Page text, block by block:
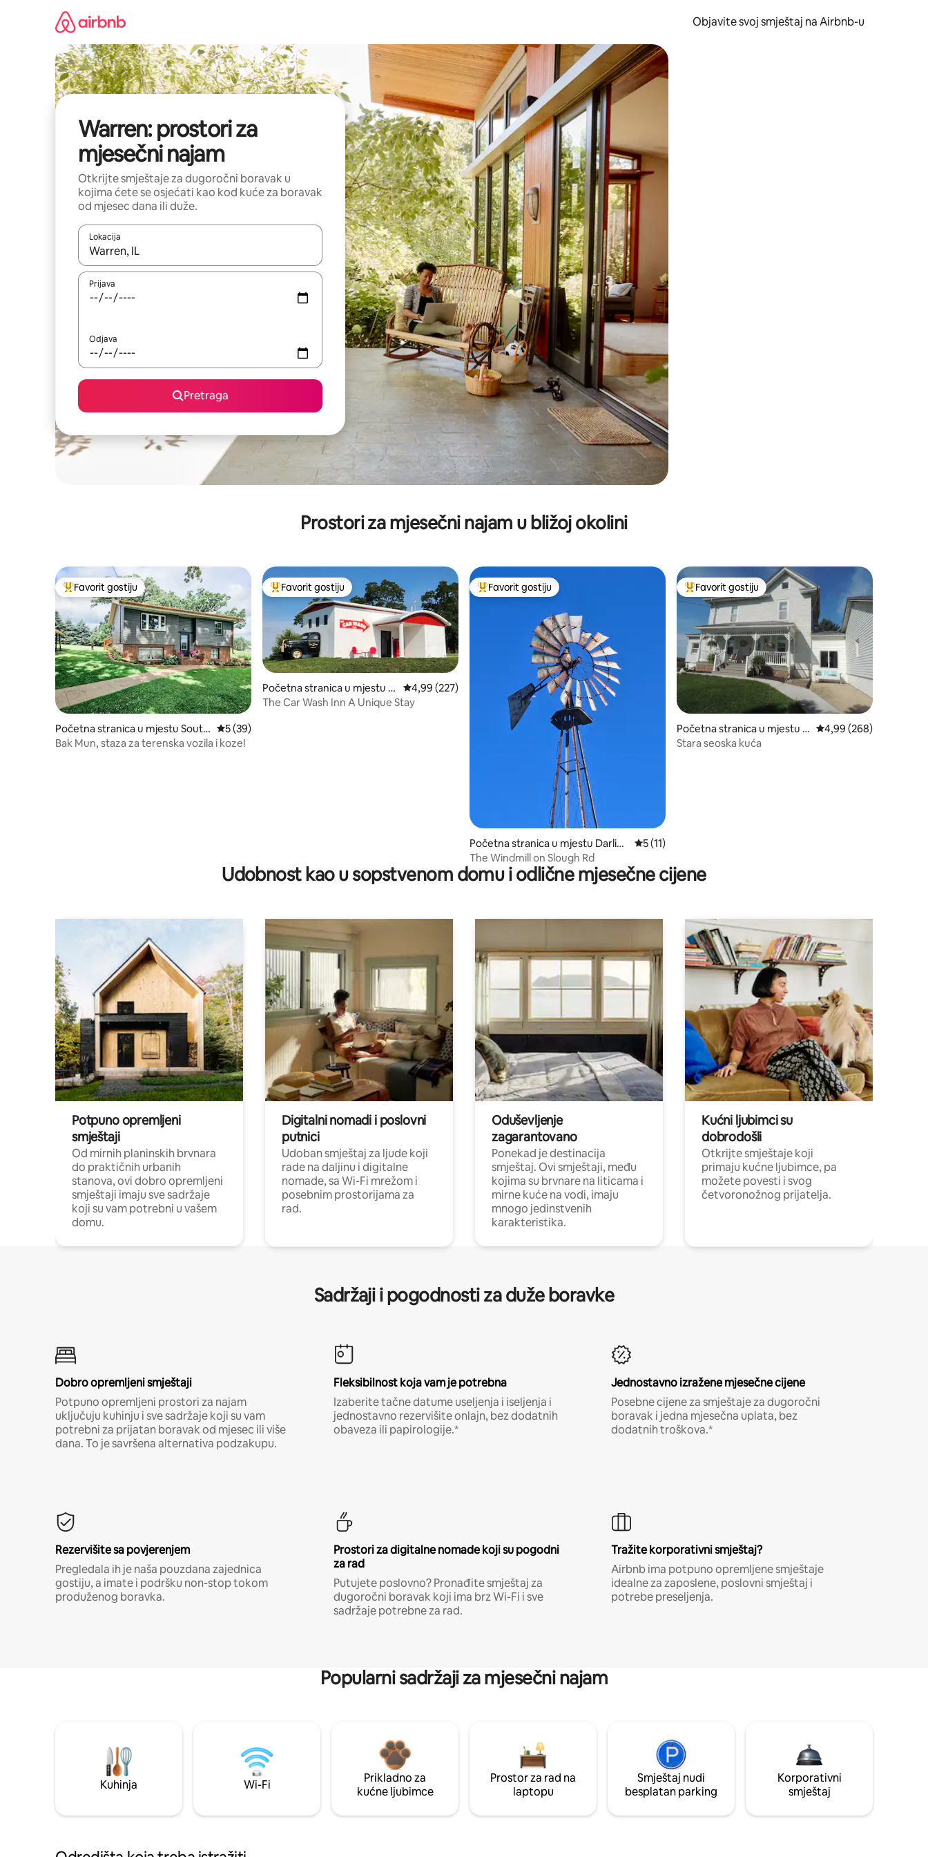
Objavite svoj smještaj na Airbnb-u
Warren: prostori za
mjesečni najam
Otkrijte smještaje za dugoročni boravak u
kojima ćete se osjećati kao kod kuće za boravak
od mjesec dana ili duže.
Lokacija
Kad su rezultati dostupni, možete da se krećete kroz njih pomoću strelica nagore i nadolje, kao i da ih istražujte dodirom ili prevlačenjem.
Prijava
Odjava
Pretraga
Prostori za mjesečni najam u bližoj okolini
Glavni favorit gostiju
Favorit gostiju
Početna stranica u mjestu South
Wayne
prosječna ocjena 5 od 5, recenzija: 39
5 (39)
Bak Mun, staza za terenska vozila i koze!
Glavni favorit gostiju
Favorit gostiju
Početna stranica u mjestu S
hullsburg
prosječna ocjena 4,99 od 5, recenzija: 227
4,99 (227)
The Car Wash Inn A Unique Stay
Glavni favorit gostiju
Favorit gostiju
Početna stranica u mjestu Darling
ton
prosječna ocjena 5 od 5, recenzija: 11
5 (11)
The Windmill on Slough Rd
Glavni favorit gostiju
Favorit gostiju
Početna stranica u mjestu G
ratiot
prosječna ocjena 4,99
4,99 (268)
Stara seoska kuća
Udobnost kao u sopstvenom domu i odlične mjesečne cijene
Potpuno opremljeni
smještaji
Od mirnih planinskih brvnara
do praktičnih urbanih
stanova, ovi dobro opremljeni
smještaji imaju sve sadržaje
koji su vam potrebni u vašem
domu.
Digitalni nomadi i poslovni
putnici
Udoban smještaj za ljude koji
rade na daljinu i digitalne
nomade, sa Wi-Fi mrežom i
posebnim prostorijama za
rad.
Oduševljenje
zagarantovano
Ponekad je destinacija
smještaj. Ovi smještaji, među
kojima su brvnare na liticama i
mirne kuće na vodi, imaju
mnogo jedinstvenih
karakteristika.
Kućni ljubimci su
dobrodošli
Otkrijte smještaje koji
primaju kućne ljubimce, pa
možete povesti i svog
četvoronožnog prijatelja.
Sadržaji i pogodnosti za duže boravke
Dobro opremljeni smještaji
Potpuno opremljeni prostori za najam
uključuju kuhinju i sve sadržaje koji su vam
potrebni za prijatan boravak od mjesec ili više
dana. To je savršena alternativa podzakupu.
Fleksibilnost koja vam je potrebna
Izaberite tačne datume useljenja i iseljenja i
jednostavno rezervišite onlajn, bez dodatnih
obaveza ili papirologije.*
Jednostavno izražene mjesečne cijene
Posebne cijene za smještaje za dugoročni
boravak i jedna mjesečna uplata, bez
dodatnih troškova.*
Rezervišite sa povjerenjem
Pregledala ih je naša pouzdana zajednica
gostiju, a imate i podršku non-stop tokom
produženog boravka.
Prostori za digitalne nomade koji su pogodni
za rad
Putujete poslovno? Pronađite smještaj za
dugoročni boravak koji ima brz Wi-Fi i sve
sadržaje potrebne za rad.
Tražite korporativni smještaj?
Airbnb ima potpuno opremljene smještaje
idealne za zaposlene, poslovni smještaj i
potrebe preseljenja.
Popularni sadržaji za mjesečni najam
Kuhinja Wi-Fi
Prikladno za
kućne ljubimce
Prostor za rad na
laptopu
Smještaj nudi
besplatan parking
Korporativni
smještaj